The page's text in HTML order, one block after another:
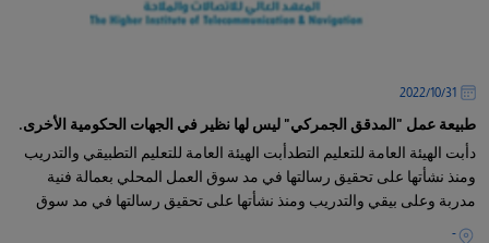
31‏/10‏/2022
طبيعة عمل "المدقق الجمركي" ليس لها نظير في الجهات الحكومية الأخرى.
دأبت الهيئة العامة للتعليم التطدأبت الهيئة العامة للتعليم التطبيقي والتدريب
ومنذ نشأتها على تحقيق رسالتها في مد سوق العمل المحلي بعمالة فنية
مدربة وعلى بيقي والتدريب ومنذ نشأتها على تحقيق رسالتها في مد سوق
العمل المحلي بعمالة فنية مدربة وعلى قدر
-